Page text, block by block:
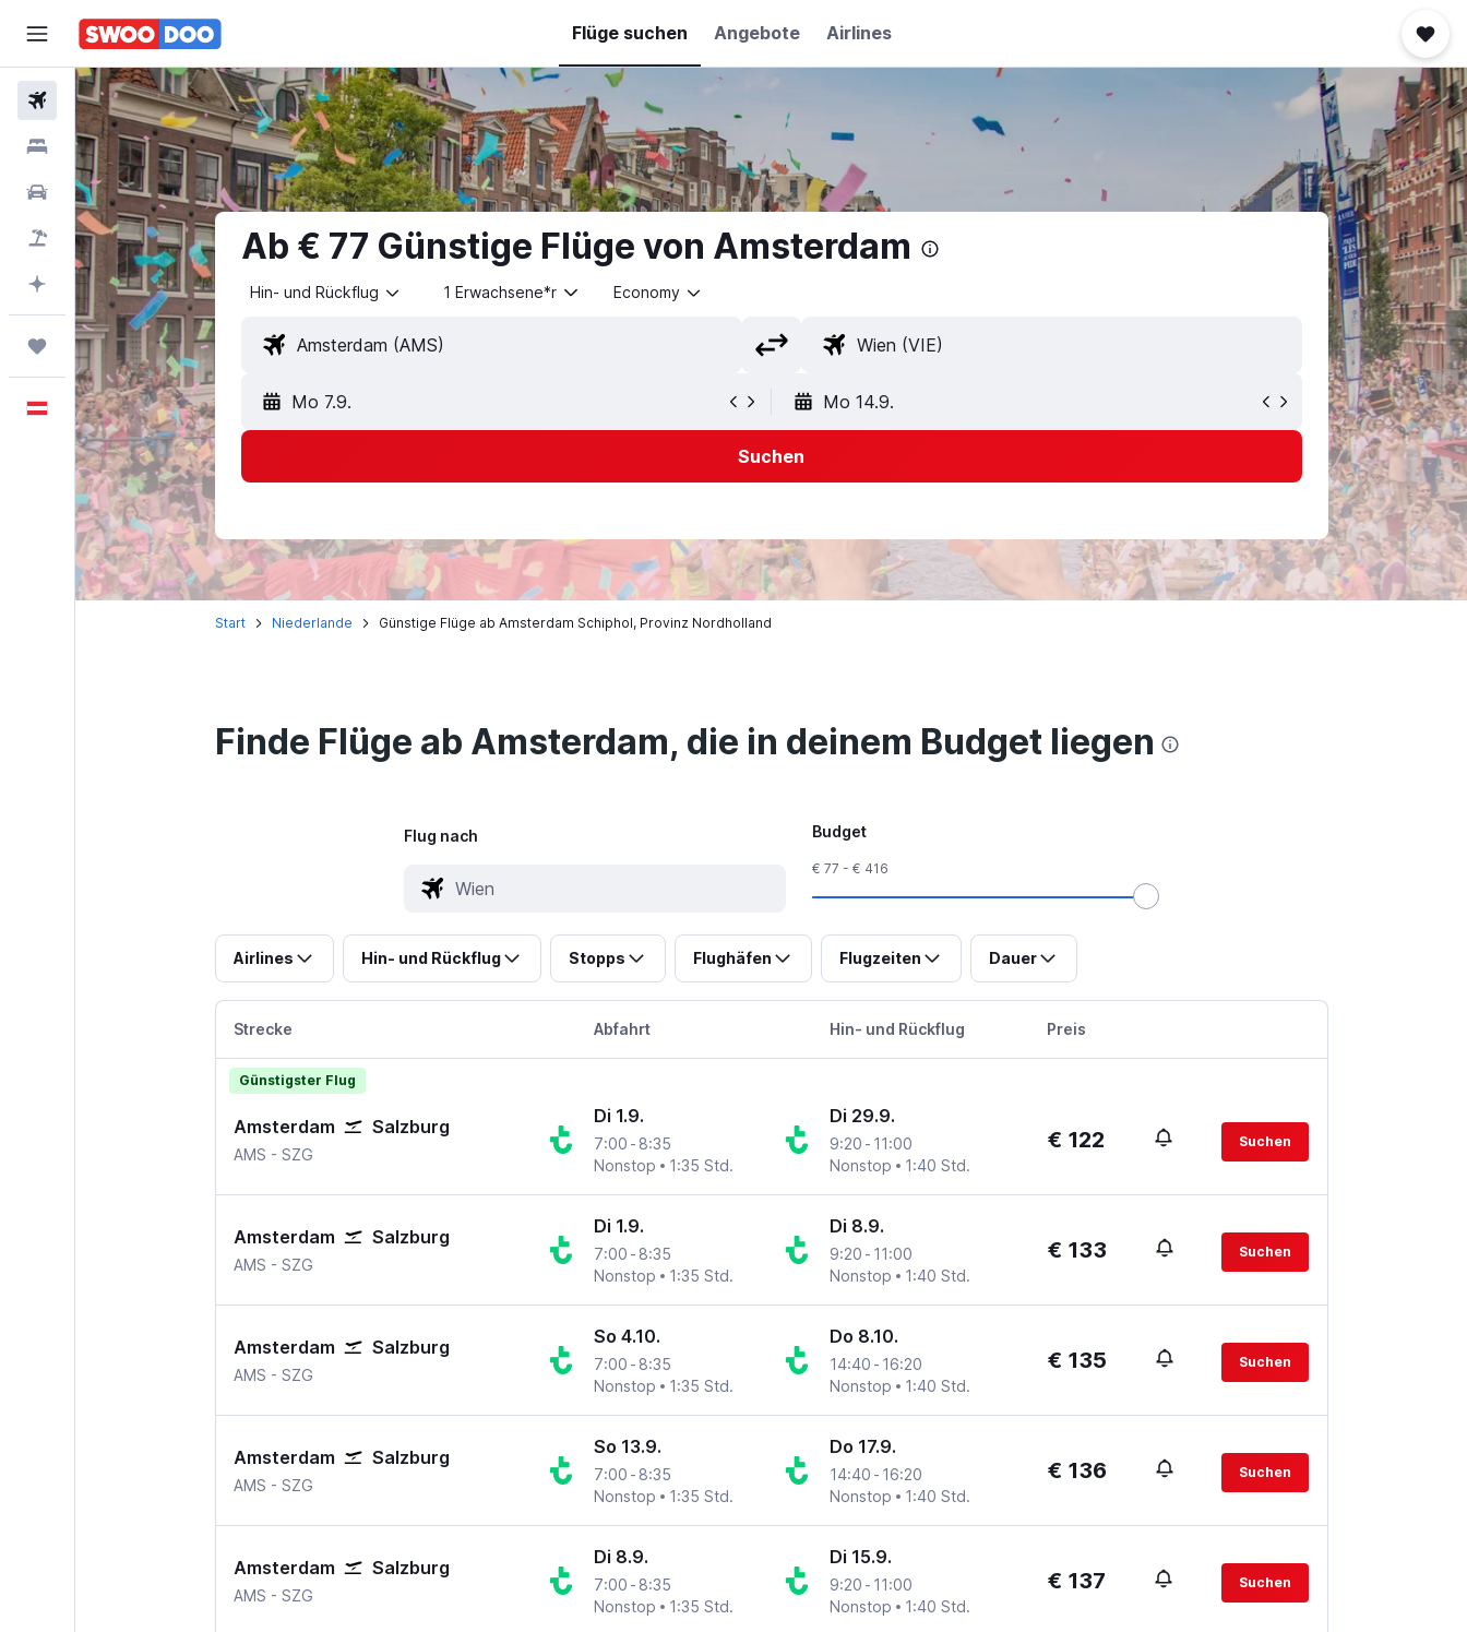
Flüge suchen Angebote Airlines
Flüge
Unterkünfte
Mietwagen
Pauschalreisen
Mit KI planen
Trips
Deutsch
Ab € 77 Günstige Flüge von Amsterdam
Hin- und Rückflug 1 Erwachsene*r Economy
Mo 7.9. Mo 14.9.
Suchen
Start Niederlande Günstige Flüge ab Amsterdam Schiphol, Provinz Nordholland
Finde Flüge ab Amsterdam, die in deinem Budget liegen
Flug nach Budget
€ 77 - € 416
Airlines Hin- und Rückflug Stopps Flughäfen Flugzeiten Dauer
Strecke Abfahrt Hin- und Rückflug Preis
Günstigster Flug
Amsterdam Salzburg
AMS Amsterdam Schiphol
- SZG
Di 1.9.
7:00 - 8:35
Nonstop
1:35 Std.
Di 29.9.
9:20 - 11:00
Nonstop
1:40 Std.
€ 122 Suchen
Amsterdam Salzburg
AMS Amsterdam Schiphol
- SZG
Di 1.9.
7:00 - 8:35
Nonstop
1:35 Std.
Di 8.9.
9:20 - 11:00
Nonstop
1:40 Std.
€ 133 Suchen
Amsterdam Salzburg
AMS Amsterdam Schiphol
- SZG
So 4.10.
7:00 - 8:35
Nonstop
1:35 Std.
Do 8.10.
14:40 - 16:20
Nonstop
1:40 Std.
€ 135 Suchen
Amsterdam Salzburg
AMS Amsterdam Schiphol
- SZG
So 13.9.
7:00 - 8:35
Nonstop
1:35 Std.
Do 17.9.
14:40 - 16:20
Nonstop
1:40 Std.
€ 136 Suchen
Amsterdam Salzburg
AMS Amsterdam Schiphol
- SZG
Di 8.9.
7:00 - 8:35
Nonstop
1:35 Std.
Di 15.9.
9:20 - 11:00
Nonstop
1:40 Std.
€ 137 Suchen